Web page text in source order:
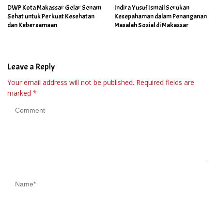
DWP Kota Makassar Gelar Senam
Sehat untuk Perkuat Kesehatan
dan Kebersamaan
Indira Yusuf Ismail Serukan
Kesepahaman dalam Penanganan
Masalah Sosial di Makassar
Leave a Reply
Your email address will not be published. Required fields are
marked *